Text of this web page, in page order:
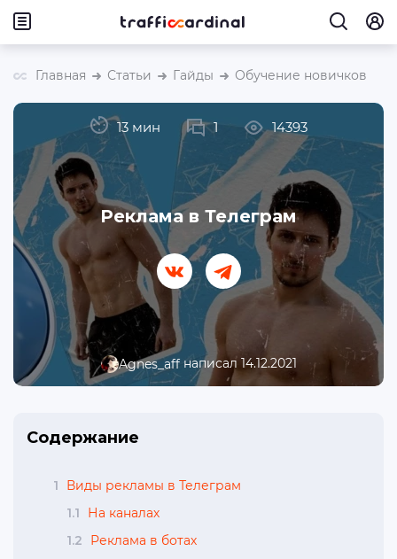
Главная Статьи Гайды Обучение новичков
Agnes_affнаписал 14.12.2021
Реклама в Телеграм
13 мин 1 14393
Содержание
1
Виды рекламы в Телеграм
1.1
На каналах
1.2
Реклама в ботах